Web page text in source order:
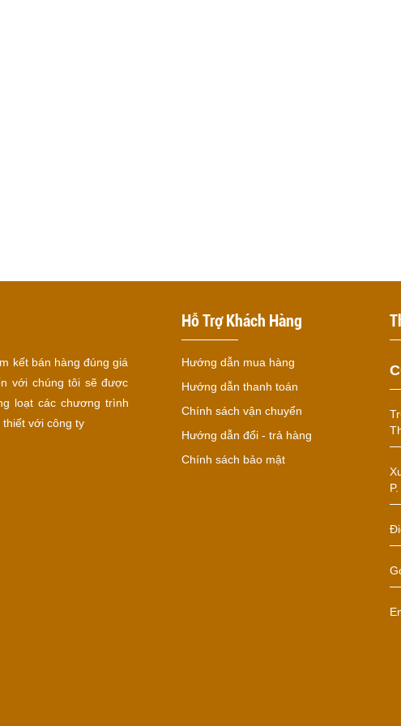
kết bán hàng đúng giá
với chúng tôi sẽ được
loạt các chương trình
với công ty
Hỗ Trợ Khách Hàng
Hướng dẫn mua hàng
Hướng dẫn thanh toán
Chính sách vận chuyển
Hướng dẫn đổi - trả hàng
Chính sách bảo mật